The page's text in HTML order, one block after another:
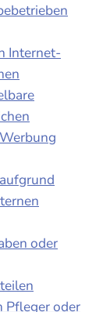
Internet-
oder
Pfleger oder